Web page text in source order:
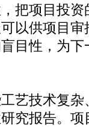
把项目投
以供项目
目性，为
技术复杂
究报告。